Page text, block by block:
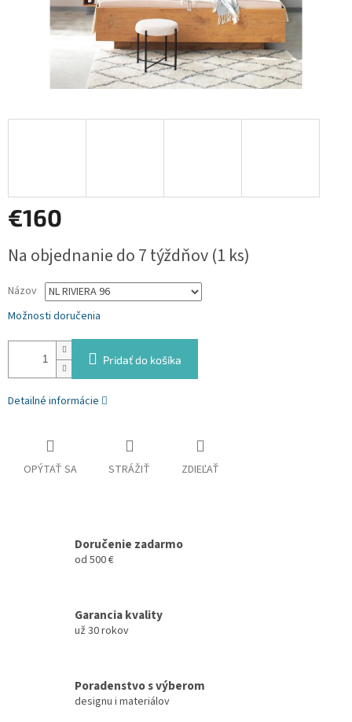
€160
cena:
Na objednanie do 7 týždňov(1 ks)
Názov
Možnosti doručenia
Pridať do košíka
Detailné informácie
OPÝTAŤ SA STRÁŽIŤ ZDIEĽAŤ
Doručenie zadarmo
od 500 €
Garancia kvality
už 30 rokov
Poradenstvo s výberom
designu i materiálov